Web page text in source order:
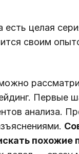
целая
своим
Первые
анализа.
похожие